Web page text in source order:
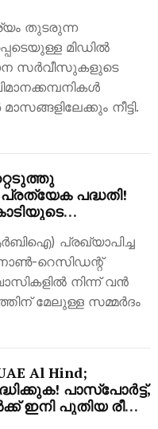
തുടരുന്ന
മിഡിൽ
സർവീസുകളുടെ
നീട്ടി.
പദ്ധതി!
പ്രഖ്യാപിച്ച
റെസിഡന്റ്
നിന്ന് വൻ
മേലുള്ള സമ്മർദം
Al Hind;
പാസ്‌പോർട്ട്,
ഇനി പുതിയ രീതി;